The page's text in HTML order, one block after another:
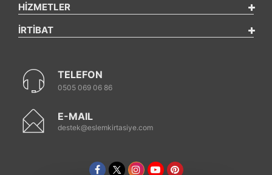
HİZMETLER
İRTİBAT
TELEFON
0505 069 06 86
E-MAIL
destek@eslemkirtasiye.com